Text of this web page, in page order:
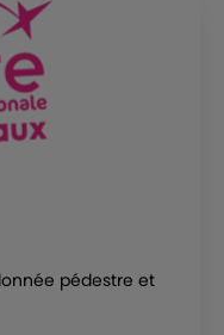
pédestre et